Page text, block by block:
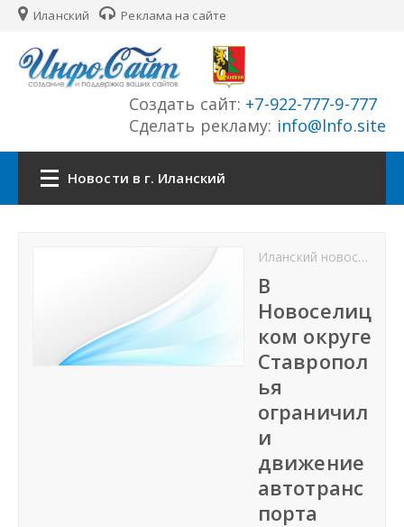
Иланский Реклама на сайте
Создать сайт: +7-922-777-9-777
Сделать рекламу: info@lnfo.site
Новости в г. Иланский
Сайты города
Иланский новости
В
Новоселиц
ком округе
Ставропол
ья
ограничил
и
движение
автотранс
порта